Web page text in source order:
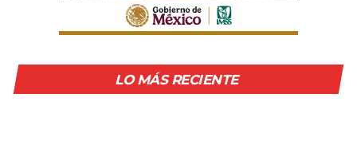
LO MÁS RECIENTE